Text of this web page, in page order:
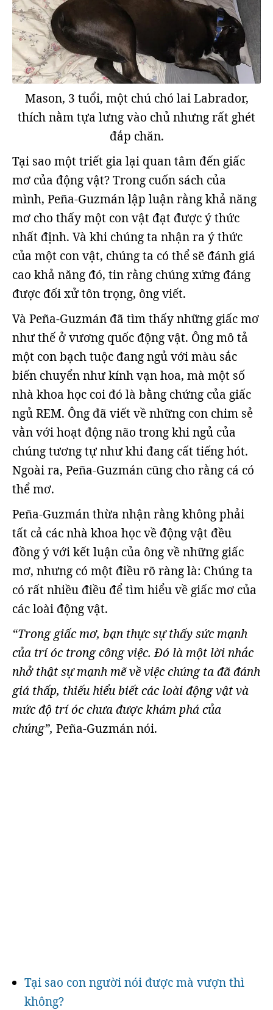
Mason, 3 tuổi, một chú chó lai Labrador,
thích nằm tựa lưng vào chủ nhưng rất ghét
đắp chăn.
Tại sao một triết gia lại quan tâm đến giấc
mơ của động vật? Trong cuốn sách của
mình, Peña-Guzmán lập luận rằng khả năng
mơ cho thấy một con vật đạt được ý thức
nhất định. Và khi chúng ta nhận ra ý thức
của một con vật, chúng ta có thể sẽ đánh giá
cao khả năng đó, tin rằng chúng xứng đáng
được đối xử tôn trọng, ông viết.
Và Peña-Guzmán đã tìm thấy những giấc mơ
như thế ở vương quốc động vật. Ông mô tả
một con bạch tuộc đang ngủ với màu sắc
biến chuyển như kính vạn hoa, mà một số
nhà khoa học coi đó là bằng chứng của giấc
ngủ REM. Ông đã viết về những con chim sẻ
vằn với hoạt động não trong khi ngủ của
chúng tương tự như khi đang cất tiếng hót.
Ngoài ra, Peña-Guzmán cũng cho rằng cá có
thể mơ.
Peña-Guzmán thừa nhận rằng không phải
tất cả các nhà khoa học về động vật đều
đồng ý với kết luận của ông về những giấc
mơ, nhưng có một điều rõ ràng là: Chúng ta
có rất nhiều điều để tìm hiểu về giấc mơ của
các loài động vật.
“Trong giấc mơ, bạn thực sự thấy sức mạnh
của trí óc trong công việc. Đó là một lời nhắc
nhở thật sự mạnh mẽ về việc chúng ta đã đánh
giá thấp, thiếu hiểu biết các loài động vật và
mức độ trí óc chưa được khám phá của
chúng”, Peña-Guzmán nói.
Tại sao con người nói được mà vượn thì
không?